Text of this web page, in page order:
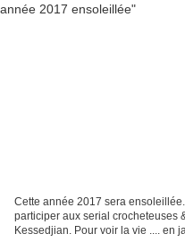
Cette année 2017 sera
participer aux serial crocheteuses
Kessedjian. Pour voir la vie .... en